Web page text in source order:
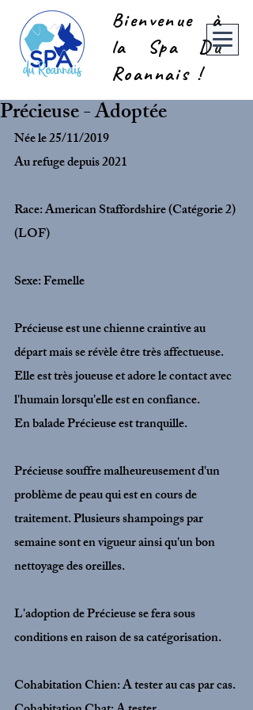
Bienvenue à
la Spa Du
Roannais !
Précieuse - Adoptée
Née le 25/11/2019
Au refuge depuis 2021
Race: American Staffordshire (Catégorie 2)
(LOF)
Sexe: Femelle
Précieuse est une chienne craintive au
départ mais se révèle être très affectueuse.
Elle est très joueuse et adore le contact avec
l'humain lorsqu'elle est en confiance.
En balade Précieuse est tranquille.
Précieuse souffre malheureusement d'un
problème de peau qui est en cours de
traitement. Plusieurs shampoings par
semaine sont en vigueur ainsi qu'un bon
nettoyage des oreilles.
L'adoption de Précieuse se fera sous
conditions en raison de sa catégorisation.
Cohabitation Chien: A tester au cas par cas.